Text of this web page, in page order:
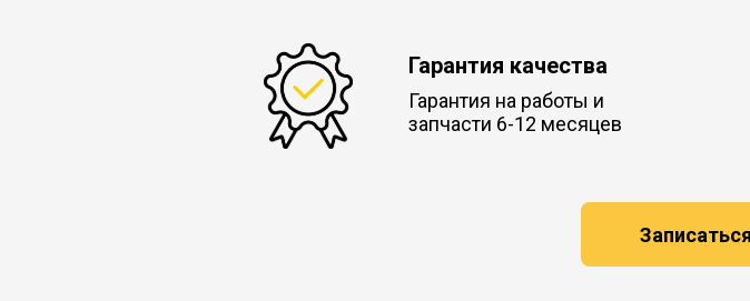
Гарантия качества
Гарантия на работы и
запчасти 6-12 месяцев